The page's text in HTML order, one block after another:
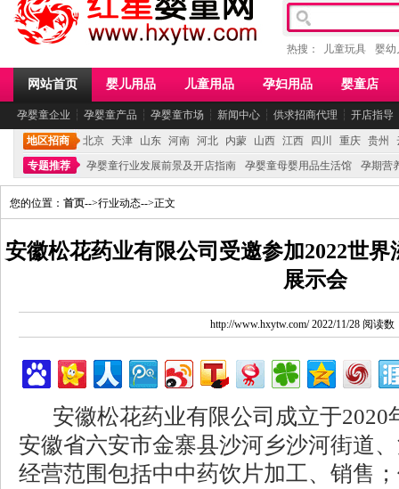
热搜： 儿童玩具 婴幼
网站首页 婴儿用品 儿童用品 孕妇用品 婴童店
孕婴童企业 ┆ 孕婴童产品 ┆ 孕婴童市场 ┆ 新闻中心 ┆ 供求招商代理 ┆ 开店指导
地区招商 北京 天津 山东 河南 河北 内蒙 山西 江西 四川 重庆 贵州
专题推荐
孕婴童行业发展前景及开店指南 孕婴童母婴用品生活馆 孕期营
您的位置： 首页-->行业动态-->正文
安徽松花药业有限公司受邀参加2022世
展示会
http://www.hxytw.com/ 2022/11/28 阅读数
安徽松花药业有限公司成立于2020
安徽省六安市金寨县沙河乡沙河街道
经营范围包括中中药饮片加工、销售